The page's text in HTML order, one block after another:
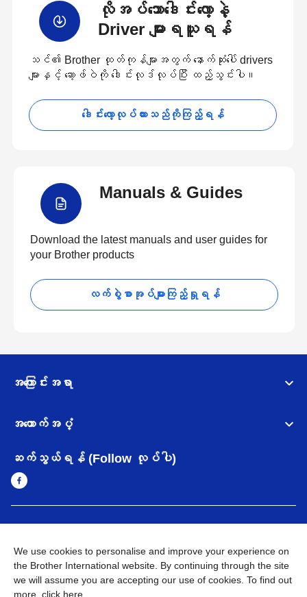
လိုအပ်သောဒေါင်းလော့နဲ့
Driver များရယူရန်
သင်၏ Brother ထုတ်ကုန်များအတွက် နောက်ဆုံးပေါ် drivers
များနှင့် ဆော့ဖ်ဝဲကို ဒေါင်းလုဒ်လုပ်ပြီး ထည့်သွင်းပါ။
ဒေါင်းလော့လုပ်ထားသည်ကိုကြည့်ရန်
Manuals & Guides
Download the latest manuals and user guides for
your Brother products
လက်စွဲစာအုပ်များကြည့်ရှုရန်
အကြောင်းအရာ
အထောက်အပံ့
ဆက်သွယ်ရန် (Follow လုပ်ပါ)
အချက်အလက်မူဝါဒ အသုံးပြုမူဝါဒ
သုံးစွဲရန် ဝက်ဆိုဒ်အညွှန်း
Brother Global ဝက်ဆိုဒ်သို့သွားရန်
We use cookies to personalise and improve your experience on
the Brother International website. By continuing through the site
we will assume you are accepting our use of cookies. To find out
more, click here